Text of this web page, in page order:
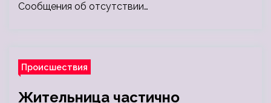
Сообщения об отсутствии…
Происшествия
Жительница частично